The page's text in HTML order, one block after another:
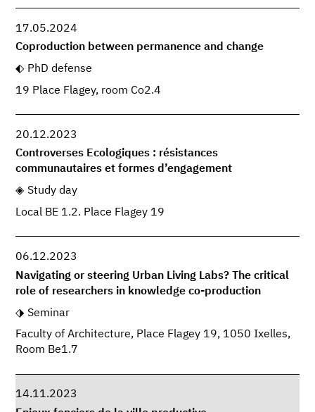
17.05.2024
Coproduction between permanence and change
PhD defense
19 Place Flagey, room Co2.4
20.12.2023
Controverses Ecologiques : résistances
communautaires et formes d’engagement
Study day
Local BE 1.2. Place Flagey 19
06.12.2023
Navigating or steering Urban Living Labs? The critical
role of researchers in knowledge co-production
Seminar
Faculty of Architecture, Place Flagey 19, 1050 Ixelles,
Room Be1.7
14.11.2023